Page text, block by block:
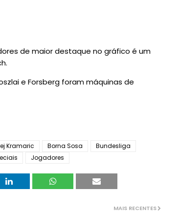
de maior destaque no gráfico é um
e Forsberg foram máquinas de
Kramaric Borna Sosa
Bundesliga
Jogadores
MAIS RECENTES